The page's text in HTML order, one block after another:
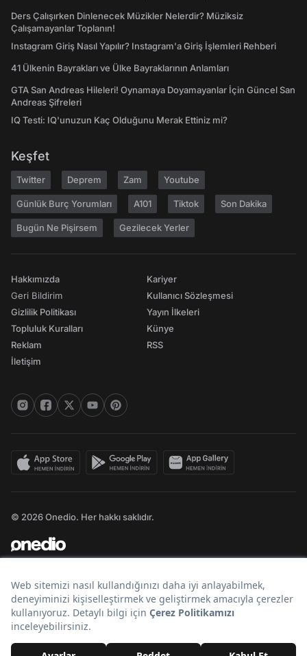
Ders Çalışırken Dinlenecek Müzikler Nelerdir? Müziksiz
Çalışamayanlar Toplanın!
Instagram Giriş Nasıl Yapılır? Instagram'a Giriş İşlemleri Rehberi
41 Ülkenin Bayrakları ve Ülke Bayraklarının Anlamları
GTA San Andreas Hileleri! Oynamaya Doyamayanlar İçin Güncel San
Andreas Şifreleri
IQ Testi: IQ'unuzun Kaç Olduğunu Merak Ettiniz mi?
Keşfet
Twitter Deprem Zam Youtube
Günlük Burç Yorumları A101 Tiktok Son Dakika
Bugün Ne Pişirsem Gezilecek Yerler
Hakkımızda
Geri Bildirim
Gizlilik Politikası
Topluluk Kuralları
Reklam
İletişim
Kariyer
Kullanıcı Sözleşmesi
Yayın İlkeleri
Künye
RSS
© 2026 Onedio. Her hakkı saklıdır.
Bir markasıdır.